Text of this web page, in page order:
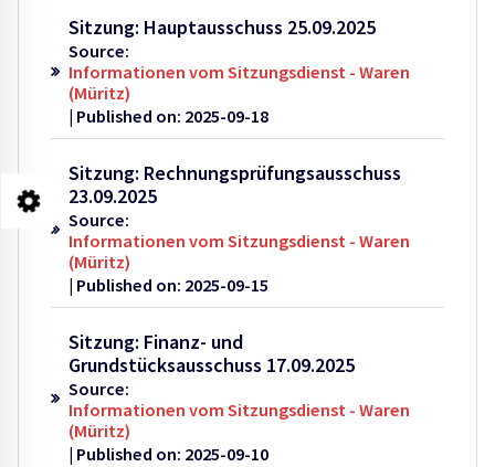
Sitzung: Hauptausschuss 25.09.2025
Source:
Informationen vom Sitzungsdienst - Waren
(Müritz)
Published on: 2025-09-18
Sitzung: Rechnungsprüfungsausschuss
23.09.2025
Source:
Informationen vom Sitzungsdienst - Waren
(Müritz)
Published on: 2025-09-15
Sitzung: Finanz- und
Grundstücksausschuss 17.09.2025
Source:
Informationen vom Sitzungsdienst - Waren
(Müritz)
Published on: 2025-09-10